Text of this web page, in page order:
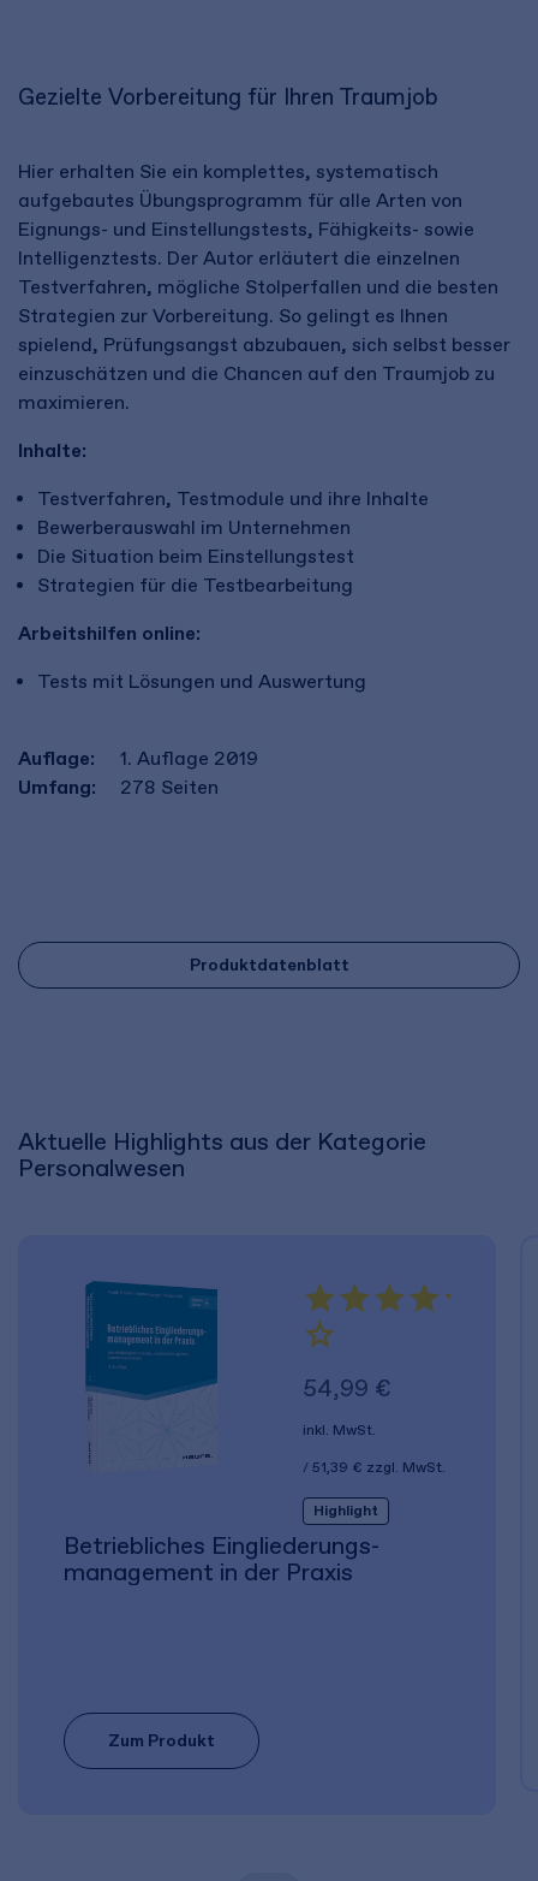
Gezielte Vorbereitung für Ihren Traumjob
Hier erhalten Sie ein komplettes, systematisch
aufgebautes Übungsprogramm für alle Arten von
Eignungs- und Einstellungstests, Fähigkeits- sowie
Intelligenztests. Der Autor erläutert die einzelnen
Testverfahren, mögliche Stolperfallen und die besten
Strategien zur Vorbereitung. So gelingt es Ihnen
spielend, Prüfungsangst abzubauen, sich selbst besser
einzuschätzen und die Chancen auf den Traumjob zu
maximieren.
Inhalte:
Testverfahren, Testmodule und ihre Inhalte
Bewerberauswahl im Unternehmen
Die Situation beim Einstellungstest
Strategien für die Testbearbeitung
Arbeitshilfen online:
Tests mit Lösungen und Auswertung
Auflage:
1. Auflage 2019
Umfang:
278 Seiten
Produktdatenblatt
Aktuelle Highlights aus der Kategorie
Personalwesen
54,99 €
inkl. MwSt.
51,39 € zzgl. MwSt.
Highlight
Betriebliches Eingliederungs­
management in der Praxis
Zum Produkt